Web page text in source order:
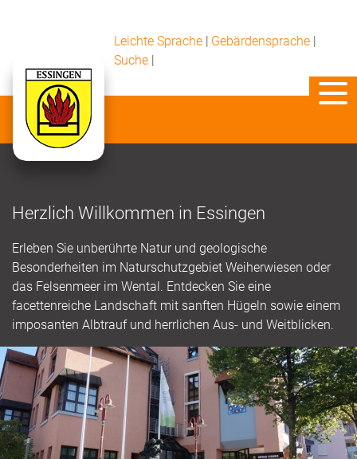
Leichte Sprache | Gebärdensprache |
Suche |
Herzlich Willkommen in Essingen
Erleben Sie unberührte Natur und geologische
Besonderheiten im Naturschutzgebiet Weiherwiesen oder
das Felsenmeer im Wental. Entdecken Sie eine
facettenreiche Landschaft mit sanften Hügeln sowie einem
imposanten Albtrauf und herrlichen Aus- und Weitblicken.